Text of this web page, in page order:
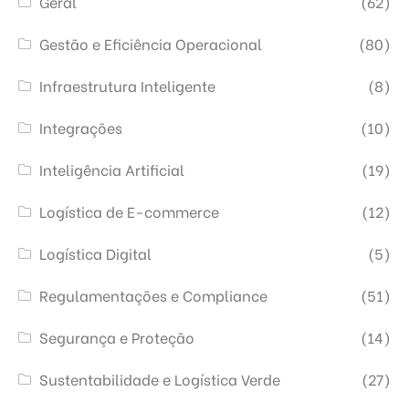
Gestão e Eficiência Operacional
(80)
Infraestrutura Inteligente
(8)
Integrações
(10)
Inteligência Artificial
(19)
Logística de E-commerce
(12)
Logística Digital
(5)
Regulamentações e Compliance
(51)
Segurança e Proteção
(14)
Sustentabilidade e Logística Verde
(27)